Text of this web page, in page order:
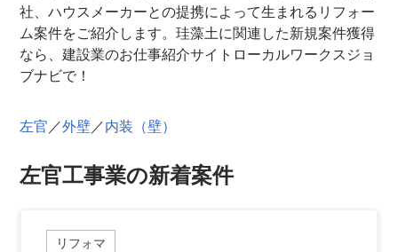
社、ハウスメーカーとの提携によって生まれるリフォー
ム案件をご紹介します。珪藻土に関連した新規案件獲得
なら、建設業のお仕事紹介サイトローカルワークスジョ
ブナビで！
左官 ／外壁／内装（壁）
左官工事業の新着案件
リフォマ